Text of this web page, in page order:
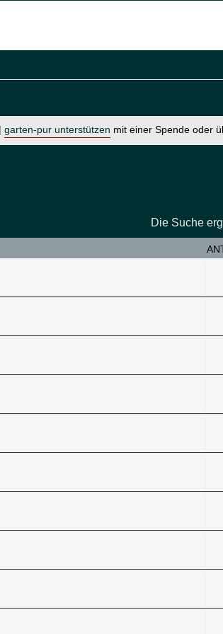
garten-pur unterstützen mit einer Spende oder
Die Suche